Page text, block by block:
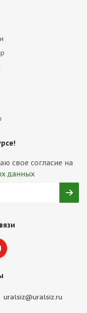
свое согласие на
данных
uralsiz@uralsiz.ru